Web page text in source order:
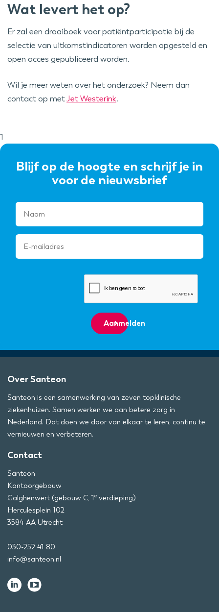
Wat levert het op?
Er zal een draaiboek voor patiëntparticipatie bij de
selectie van uitkomstindicatoren worden opgesteld en
open acces gepubliceerd worden.
Wil je meer weten over het onderzoek? Neem dan
contact op metJet Westerink.
1
Blijf op de hoogte en schrijf je in
voor de nieuwsbrief
Aanmelden
Over Santeon
Santeon is een samenwerking van zeven topklinische
ziekenhuizen. Samen werken we aan betere zorg in
Nederland. Dat doen we door van elkaar te leren, continu te
vernieuwen en verbeteren.
Contact
Santeon
Kantoorgebouw
Galghenwert (gebouw C, 1e verdieping)
Herculesplein 102
3584 AA Utrecht
030-252 41 80
info@santeon.nl